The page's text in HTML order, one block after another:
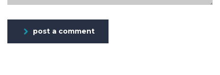
post a comment